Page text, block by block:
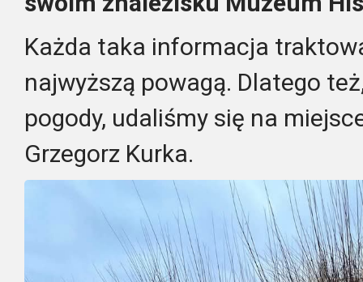
Każda taka informacja
najwyższą powagą. Dlatego
pogody, udaliśmy się na
Grzegorz Kurka.